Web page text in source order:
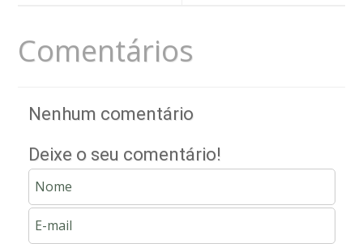
Comentários
Nenhum comentário
Deixe o seu comentário!